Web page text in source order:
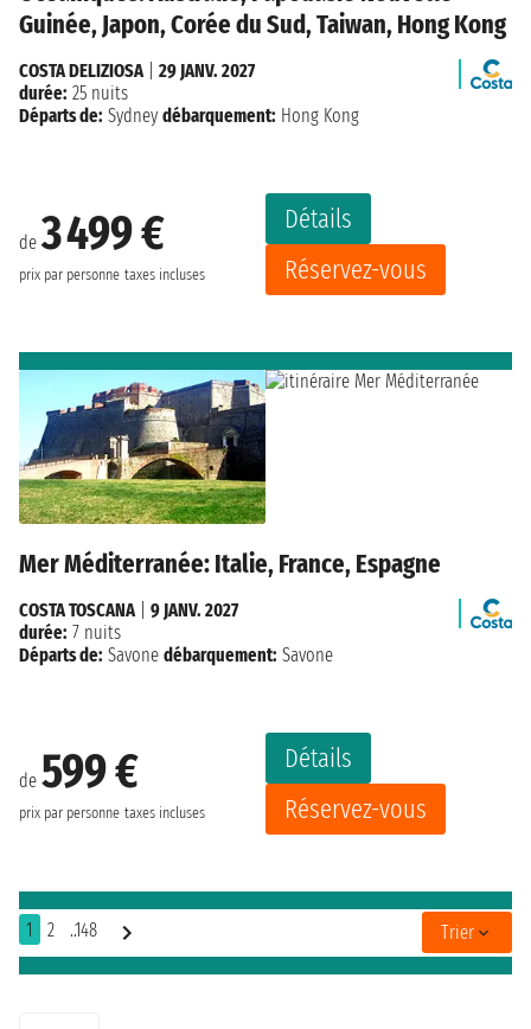
Guinée, Japon, Corée du Sud, Taiwan, Hong Kong
de3 499 €
prix par personne taxes incluses
Détails
Réservez-vous
COSTA DELIZIOSA| 29 JANV. 2027
durée: 25 nuits
Départs de: Sydney débarquement: Hong Kong
Mer Méditerranée: Italie, France, Espagne
de 599 €
prix par personne taxes incluses
Détails
Réservez-vous
COSTA TOSCANA
9 JANV. 2027
durée: 7 nuits
Départs de: Savone débarquement: Savone
1 2 ..148 Trier